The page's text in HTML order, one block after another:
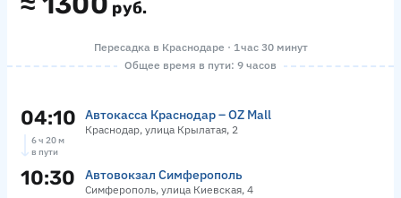
руб.
Пересадка в Краснодаре · 1 час 30 минут
Общее время в пути: 9 часов
04:10 Автокасса Краснодар – OZ Mall
Краснодар, улица Крылатая, 2
6 ч 20 м
в пути
10:30 Автовокзал Симферополь
Симферополь, улица Киевская, 4